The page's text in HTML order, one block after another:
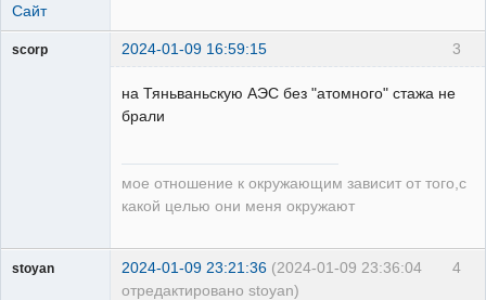
Сайт
3
scorp 2024-01-09 16:59:15
на Тяньваньскую АЭС без "атомного" стажа не
брали
мое отношение к окружающим зависит от того,с
какой целью они меня окружают
4
stoyan 2024-01-09 23:21:36 (2024-01-09 23:36:04
отредактировано stoyan)